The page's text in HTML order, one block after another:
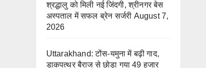
श्रद्धालु को मिली नई जिंदगी, श्रीनगर बेस
अस्पताल में सफल ब्रेन सर्जरी August 7,
2026
Uttarakhand: टोंस-यमुना में बढ़ी गाद,
डाकपत्थर बैराज से छोड़ा गया 49 हजार